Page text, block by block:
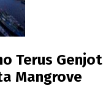
Terus Genjot
Mangrove